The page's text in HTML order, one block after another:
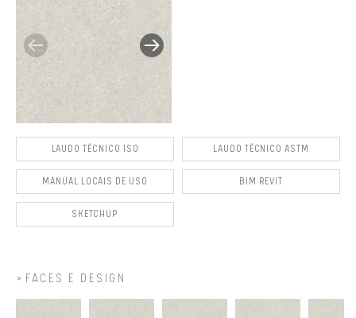
LAUDO TÉCNICO ISO LAUDO TÉCNICO ASTM
MANUAL LOCAIS DE USO BIM REVIT
SKETCHUP
FACES E DESIGN